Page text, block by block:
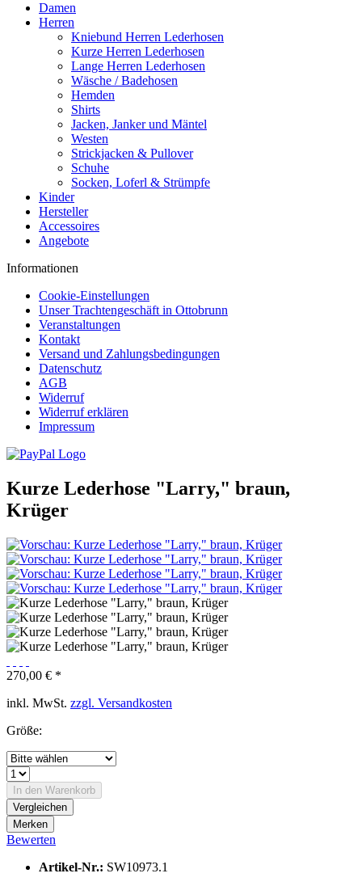
Damen
Herren
Kniebund Herren Lederhosen
Kurze Herren Lederhosen
Lange Herren Lederhosen
Wäsche / Badehosen
Hemden
Shirts
Jacken, Janker und Mäntel
Westen
Strickjacken & Pullover
Schuhe
Socken, Loferl & Strümpfe
Kinder
Hersteller
Accessoires
Angebote
Informationen
Cookie-Einstellungen
Unser Trachtengeschäft in Ottobrunn
Veranstaltungen
Kontakt
Versand und Zahlungsbedingungen
Datenschutz
AGB
Widerruf
Widerruf erklären
Impressum
Kurze Lederhose "Larry," braun,
Krüger
270,00 € *
inkl. MwSt. zzgl. Versandkosten
Größe:
In den Warenkorb
Vergleichen
Merken
Bewerten
Artikel-Nr.: SW10973.1